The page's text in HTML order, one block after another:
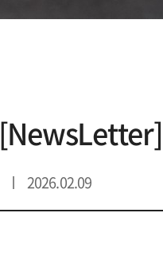
[NewsLetter]
2026.02.09